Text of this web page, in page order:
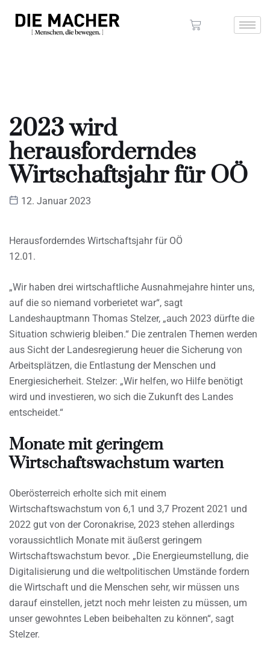
2023 wird
herausforderndes
Wirtschaftsjahr für OÖ
12. Januar 2023
Herausforderndes Wirtschaftsjahr für OÖ
12.01.
„Wir haben drei wirtschaftliche Ausnahmejahre hinter uns,
auf die so niemand vorberietet war“, sagt
Landeshauptmann Thomas Stelzer, „auch 2023 dürfte die
Situation schwierig bleiben.“ Die zentralen Themen werden
aus Sicht der Landesregierung heuer die Sicherung von
Arbeitsplätzen, die Entlastung der Menschen und
Energiesicherheit. Stelzer: „Wir helfen, wo Hilfe benötigt
wird und investieren, wo sich die Zukunft des Landes
entscheidet.“
Monate mit geringem
Wirtschaftswachstum warten
Oberösterreich erholte sich mit einem
Wirtschaftswachstum von 6,1 und 3,7 Prozent 2021 und
2022 gut von der Coronakrise, 2023 stehen allerdings
voraussichtlich Monate mit äußerst geringem
Wirtschaftswachstum bevor. „Die Energieumstellung, die
Digitalisierung und die weltpolitischen Umstände fordern
die Wirtschaft und die Menschen sehr, wir müssen uns
darauf einstellen, jetzt noch mehr leisten zu müssen, um
unser gewohntes Leben beibehalten zu können“, sagt
Stelzer.